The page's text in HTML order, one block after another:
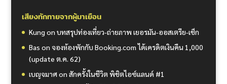
เสียงทักทายจากผู้มาเยือน
Kung on บทสรุปท่องเที่ยว-ถ่ายภาพ เยอรมัน-ออสเตรีย-เช็ก
Bas on จองห้องพักกับ Booking.com ได้เครดิตเงินคืน 1,000
(update ต.ค. 62)
เบญจมาศon สักครั้งในชีวิต พิชิตไอซ์แลนด์ #1